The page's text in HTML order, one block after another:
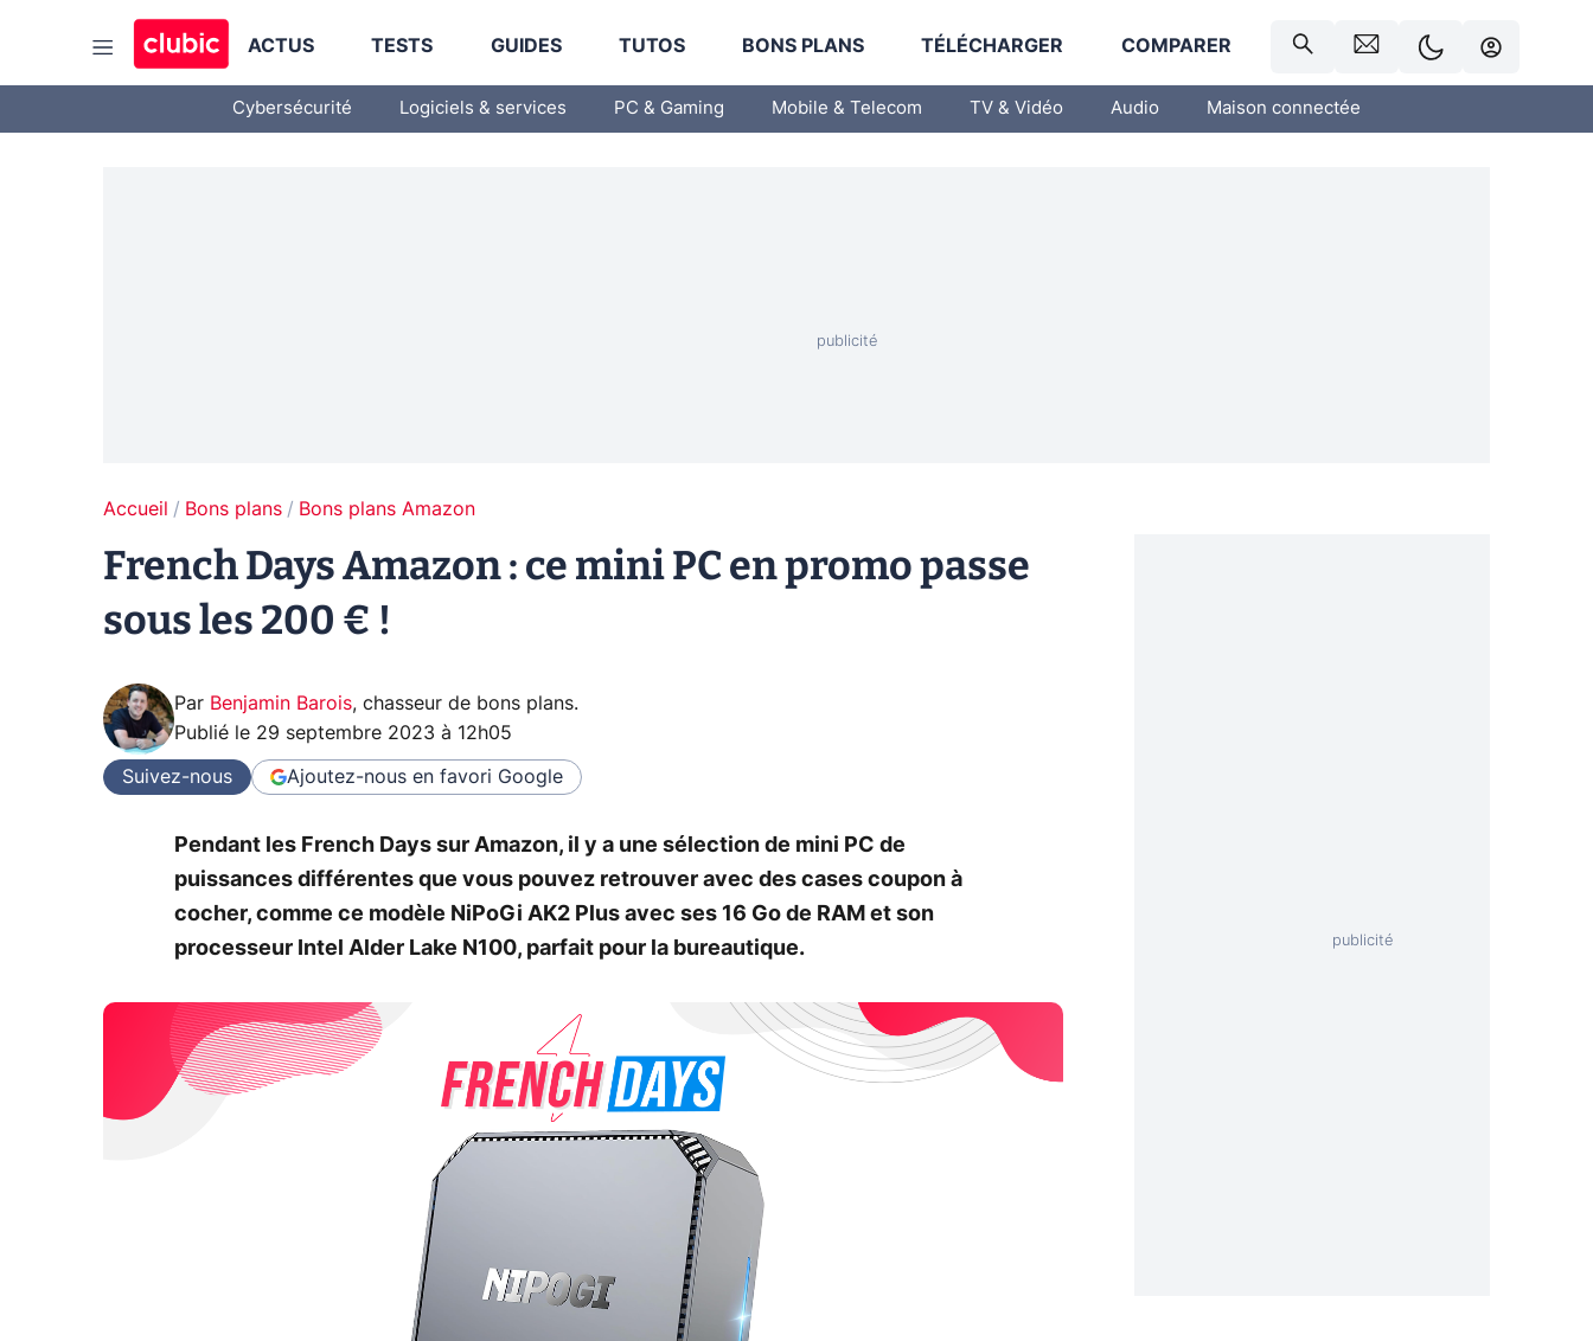
ACTUS TESTS GUIDES TUTOS BONS PLANS TÉLÉCHARGER COMPARER
Cybersécurité Logiciels & services PC & Gaming Mobile & Telecom TV & Vidéo Audio Maison connectée
Accueil Bons plans Bons plans Amazon
French Days Amazon : ce mini PC en promo passe
sous les 200 € !
Par Benjamin Barois, chasseur de bons plans.
Publié le 29 septembre 2023 à 12h05
Suivez-nous Ajoutez-nous en favori Google
Pendant les French Days sur Amazon, il y a une sélection de mini PC de
puissances différentes que vous pouvez retrouver avec des cases coupon à
cocher, comme ce modèle NiPoGi AK2 Plus avec ses 16 Go de RAM et son
processeur Intel Alder Lake N100, parfait pour la bureautique.